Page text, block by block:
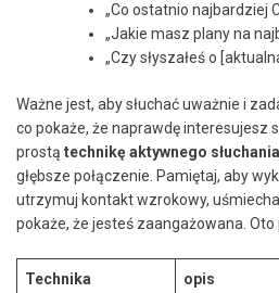
„Co ostatnio najbardziej
„Jakie ‍masz‌ plany na
„Czy słyszałeś o
Ważne jest, aby słuchać uważnie i
co pokaże, że naprawdę interesujesz
prostą technikę aktywnego słuchania
głębsze połączenie. Pamiętaj, aby
utrzymuj kontakt wzrokowy,
pokaże, że jesteś zaangażowana. Oto
Technika opis